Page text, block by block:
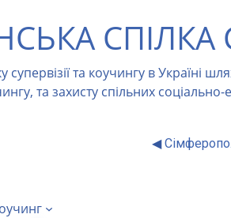
СПІЛКА
супервізії та коучингу в Україні
та захисту спільних
◀